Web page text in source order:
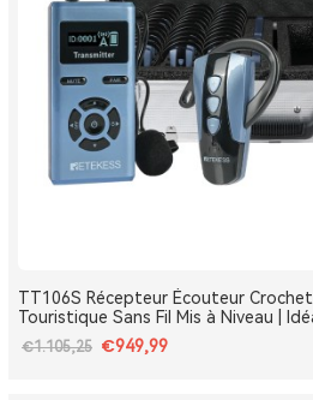
TT106S Récepteur Écouteur
Touristique Sans Fil Mis à Niveau |
Louvre et les Monuments de France
€1.105,25 €949,99